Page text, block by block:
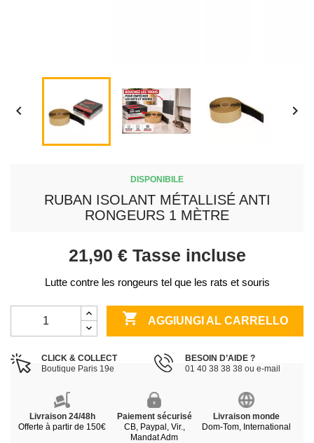
 
DISPONIBILE
RUBAN ISOLANT MÉTALLISÉ ANTI
RONGEURS 1 MÈTRE
21,90 € Tasse incluse
Lutte contre les rongeurs tel que les rats et souris
 AGGIUNGI AL CARRELLO
CLICK & COLLECT
Boutique Paris 19e
BESOIN D’AIDE ?
01 40 38 38 38 ou e-mail
Livraison 24/48h
Offerte à partir de 150€
Paiement sécurisé
CB, Paypal, Vir.,
Mandat Adm
Livraison monde
Dom-Tom, International